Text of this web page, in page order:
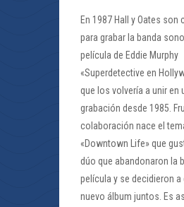
En 1987 Hall y Oates
para grabar la banda
película de Eddie Murphy
«Superdetective en
que los volvería a unir en
grabación desde 1985.
colaboración nace el
«Downtown Life» que
dúo que abandonaron la
película y se decidieron a
nuevo álbum juntos. Es